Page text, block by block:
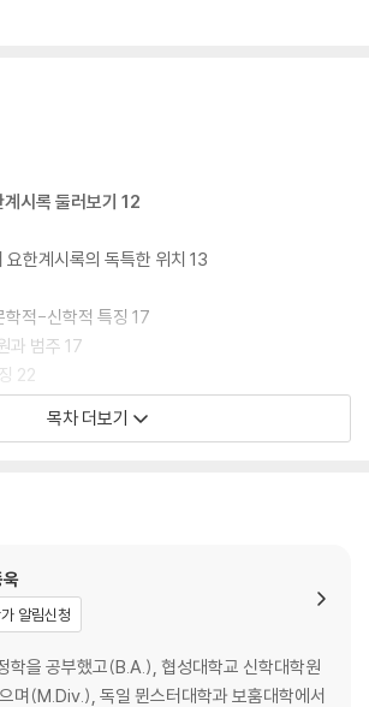
시록 둘러보기 12
요한계시록의 독특한 위치 13
학적-신학적 특징 17
과 범주 17
22
계시록의 차이 25
교적 배경 44
교회: 소아시아 일곱 교회 51
한복음과의 관계 55
목차 더보기
욱
알림신청
학을 공부했고(B.A.), 협성대학교 신학대학원
며(M.Div.), 독일 뮌스터대학과 보훔대학에서